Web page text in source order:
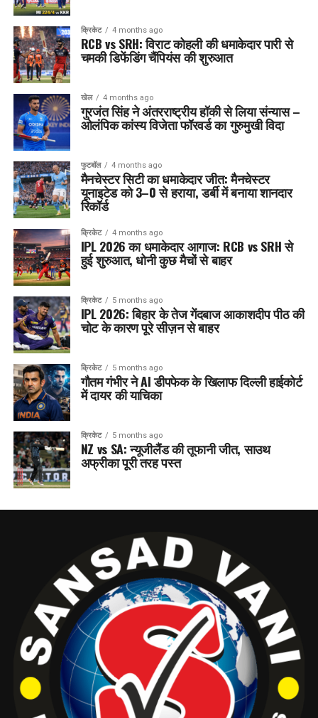
क्रिकेट 4 months ago
RCB vs SRH: विराट कोहली की धमाकेदार पारी से
चमकी डिफेंडिंग चैंपियंस की शुरुआत
खेल 4 months ago
गुरजंत सिंह ने अंतरराष्ट्रीय हॉकी से लिया संन्यास –
ओलंपिक कांस्य विजेता फॉरवर्ड का गुरुमुखी विदा
फुटबॉल 4 months ago
मैनचेस्टर सिटी का धमाकेदार जीत: मैनचेस्टर
यूनाइटेड को 3–0 से हराया, डर्बी में बनाया शानदार
रिकॉर्ड
क्रिकेट 4 months ago
IPL 2026 का धमाकेदार आगाज: RCB vs SRH से
हुई शुरुआत, धोनी कुछ मैचों से बाहर
क्रिकेट 5 months ago
IPL 2026: बिहार के तेज गेंदबाज आकाशदीप पीठ की
चोट के कारण पूरे सीज़न से बाहर
क्रिकेट 5 months ago
गौतम गंभीर ने AI डीपफेक के खिलाफ दिल्ली हाईकोर्ट
में दायर की याचिका
क्रिकेट 5 months ago
NZ vs SA: न्यूजीलैंड की तूफानी जीत, साउथ
अफ्रीका पूरी तरह पस्त